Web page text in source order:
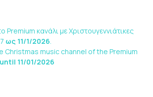
κανάλι με Χριστουγεννιάτικες
ως 11/1/2026.
Christmas music channel of the Premium
until 11/01/2026